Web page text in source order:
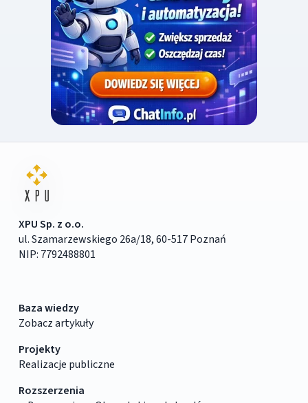
XPU Sp. z o.o.
ul. Szamarzewskiego 26a/18, 60-517 Poznań
NIP: 7792488801
Baza wiedzy
Zobacz artykuły
Projekty
Realizacje publiczne
Rozszerzenia